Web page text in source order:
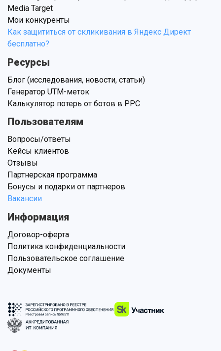
Media Target
Мои конкуренты
Как защититься от скликивания в Яндекс Директ
бесплатно?
Ресурсы
Блог (исследования, новости, статьи)
Генератор UTM-меток
Калькулятор потерь от ботов в PPC
Пользователям
Вопросы/ответы
Кейсы клиентов
Отзывы
Партнерская программа
Бонусы и подарки от партнеров
Вакансии
Информация
Договор-оферта
Политика конфиденциальности
Пользовательское соглашение
Документы